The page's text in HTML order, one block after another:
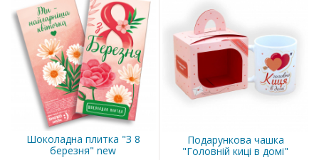
Шоколадна плитка "З 8
березня" new
Подарункова чашка
"Головній киці в домі"